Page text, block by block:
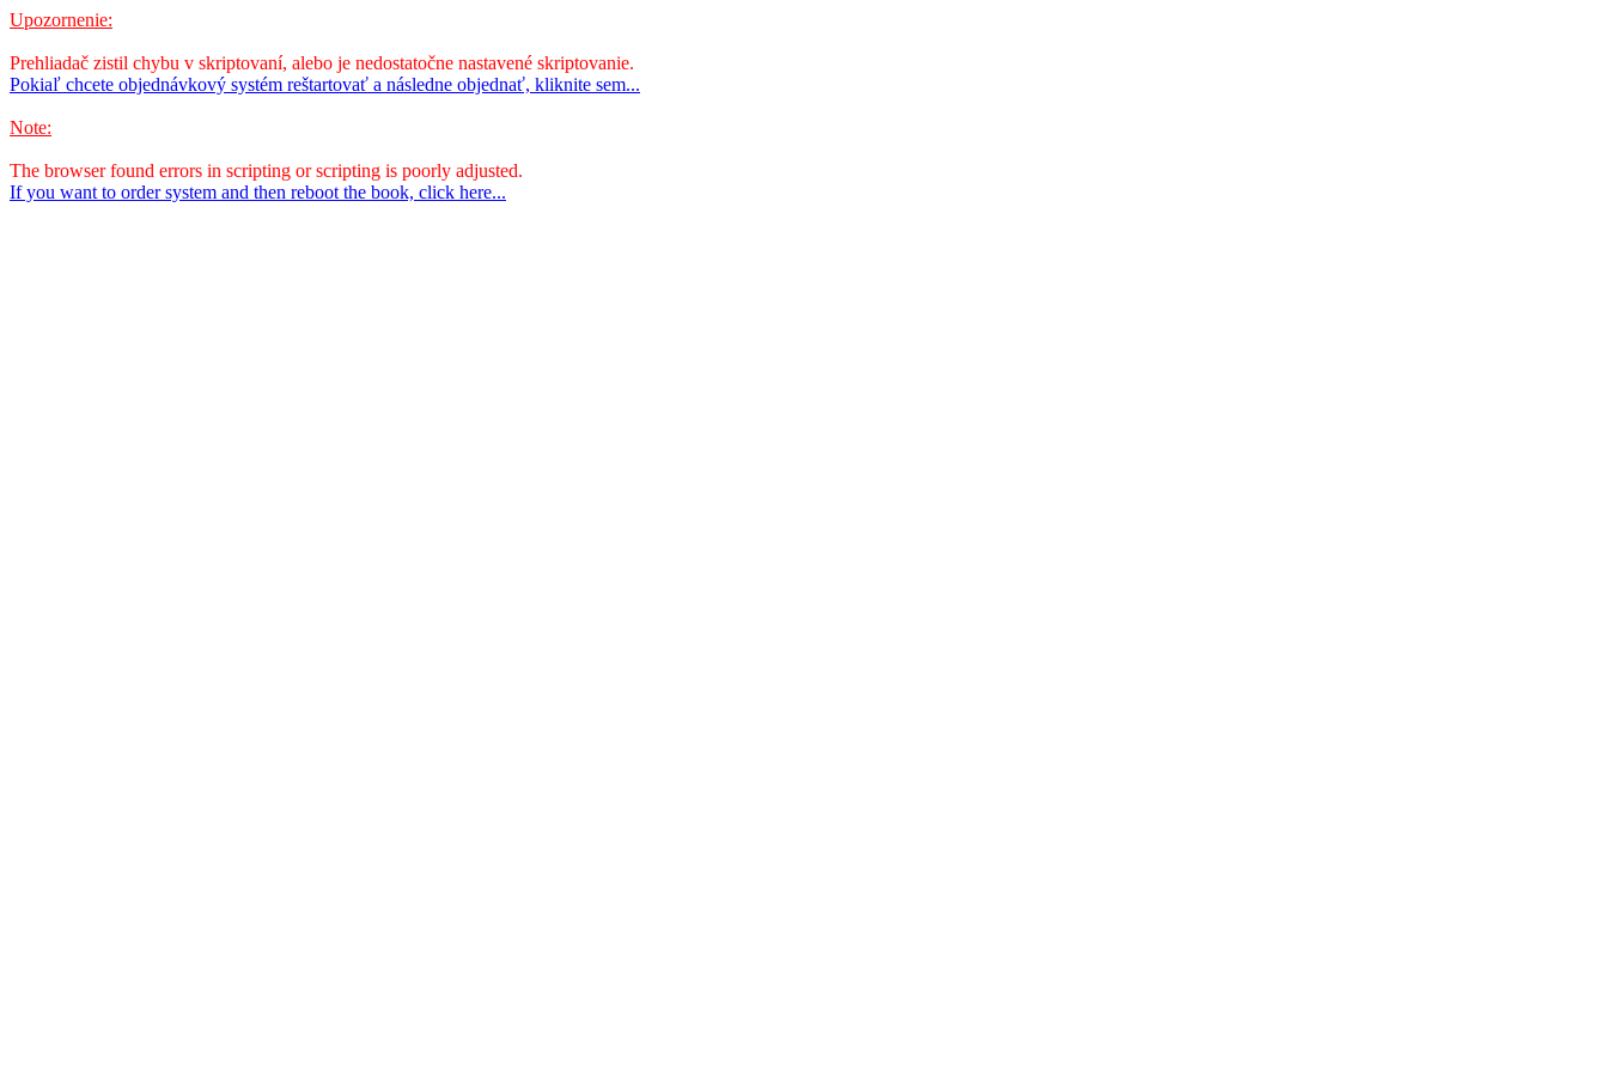
Upozornenie:
Prehliadač zistil chybu v skriptovaní, alebo je nedostatočne nastavené skriptovanie.
Pokiaľ chcete objednávkový systém reštartovať a následne objednať, kliknite sem...
Note:
The browser found errors in scripting or scripting is poorly adjusted.
If you want to order system and then reboot the book, click here...